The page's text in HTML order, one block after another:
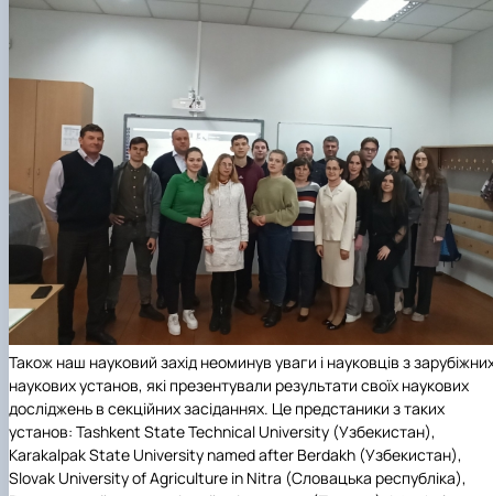
Також наш науковий захід неоминув уваги і науковців з
наукових установ, які презентували результати своїх наукових
досліджень в секційних засіданнях. Це предстаники з таких
установ: Tashkent State Technical University (Узбекистан),
Karakalpak State University named after Berdakh (Узбекистан),
Slovak University of Agriculture in Nitra (Словацька республіка),